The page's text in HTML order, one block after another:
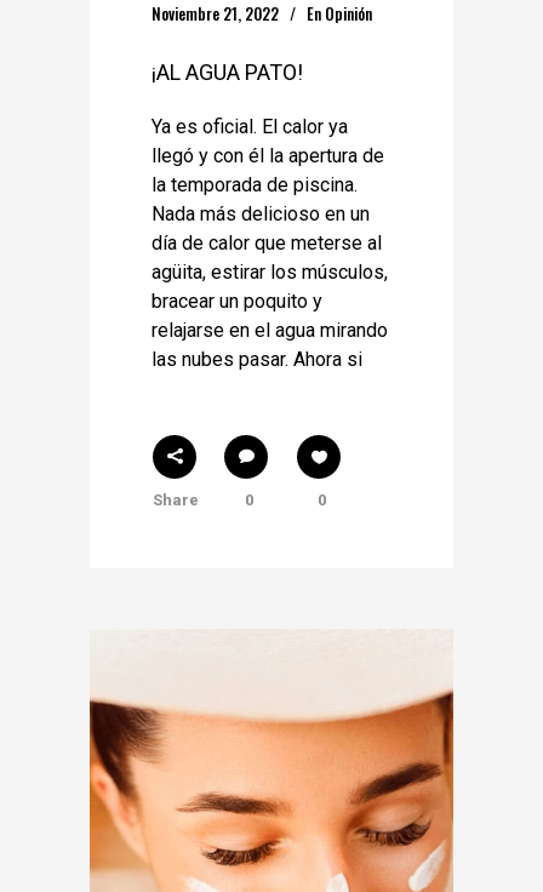
Noviembre 21, 2022 En Opinión
¡AL AGUA PATO!
Ya es oficial. El calor ya
llegó y con él la apertura de
la temporada de piscina.
Nada más delicioso en un
día de calor que meterse al
agüita, estirar los músculos,
bracear un poquito y
relajarse en el agua mirando
las nubes pasar. Ahora si
Share 0 0